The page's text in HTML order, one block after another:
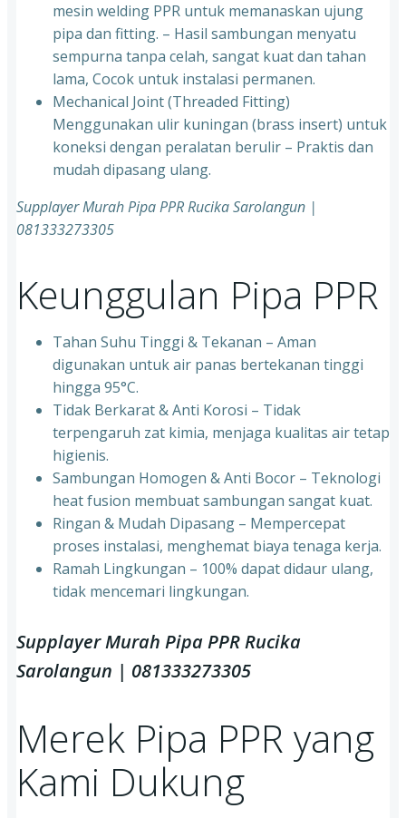
mesin welding PPR untuk memanaskan ujung
pipa dan fitting. – Hasil sambungan menyatu
sempurna tanpa celah, sangat kuat dan tahan
lama, Cocok untuk instalasi permanen.
⁠Mechanical Joint (Threaded Fitting)
Menggunakan ulir kuningan (brass insert) untuk
koneksi dengan peralatan berulir – Praktis dan
mudah dipasang ulang.
Supplayer Murah Pipa PPR Rucika Sarolangun |
081333273305
Keunggulan Pipa PPR
Tahan Suhu Tinggi & Tekanan – Aman
digunakan untuk air panas bertekanan tinggi
hingga 95°C.
⁠Tidak Berkarat & Anti Korosi – Tidak
terpengaruh zat kimia, menjaga kualitas air tetap
higienis.
⁠Sambungan Homogen & Anti Bocor – Teknologi
heat fusion membuat sambungan sangat kuat.
⁠Ringan & Mudah Dipasang – Mempercepat
proses instalasi, menghemat biaya tenaga kerja.
⁠Ramah Lingkungan – 100% dapat didaur ulang,
tidak mencemari lingkungan.
Supplayer Murah Pipa PPR Rucika
Sarolangun | 081333273305
Merek Pipa PPR yang
Kami Dukung